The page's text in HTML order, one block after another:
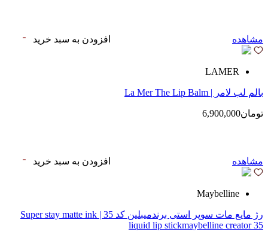
مشاهده افزودن به سبد خرید
LAMER
بالم لب لامر | La Mer The Lip Balm
تومان6,900,000
مشاهده افزودن به سبد خرید
Maybelline
رژ مایع مات سوپر استی‌ برندمیبلین کد 35 | Super stay matte ink
liquid lip stickmaybelline creator 35